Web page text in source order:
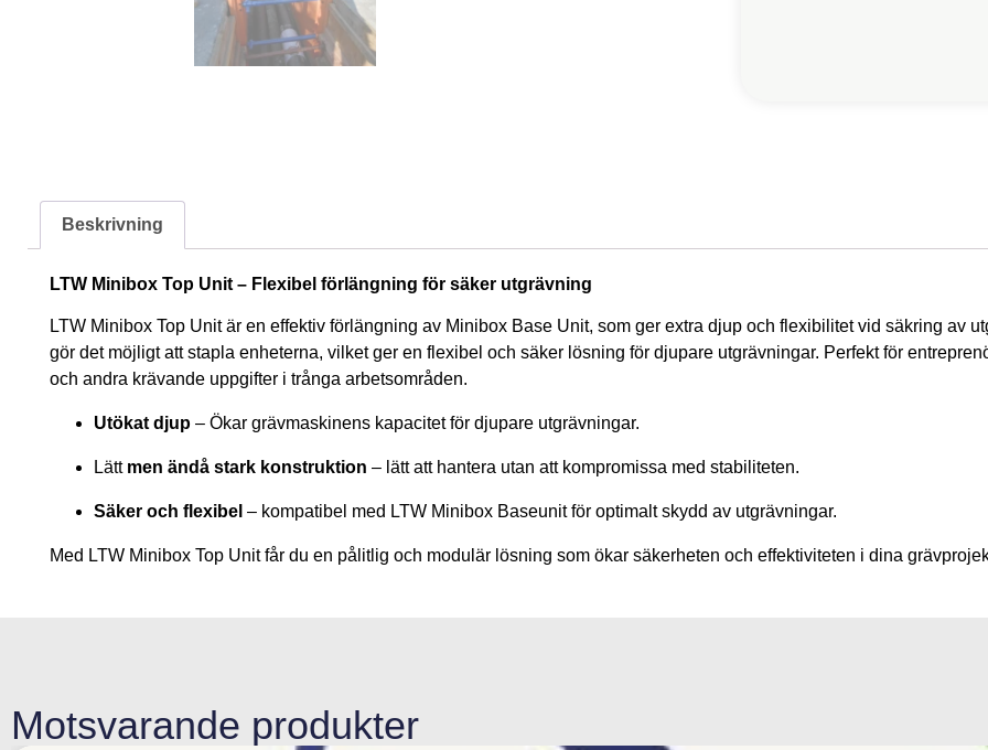
Beskrivning
LTW Minibox Top Unit – Flexibel förlängning för säker utgrävning
LTW Minibox Top Unit är en effektiv förlängning av Minibox Base Unit, som ger extra djup och flexibilitet vid säkring av
gör det möjligt att stapla enheterna, vilket ger en flexibel och säker lösning för djupare utgrävningar. Perfekt för
och andra krävande uppgifter i trånga arbetsområden.
Utökat djup – Ökar grävmaskinens kapacitet för djupare utgrävningar.
Lätt men ändå stark konstruktion – lätt att hantera utan att kompromissa med stabiliteten.
Säker och flexibel – kompatibel med LTW Minibox Baseunit för optimalt skydd av utgrävningar.
Med LTW Minibox Top Unit får du en pålitlig och modulär lösning som ökar säkerheten och effektiviteten i dina
Motsvarande produkter